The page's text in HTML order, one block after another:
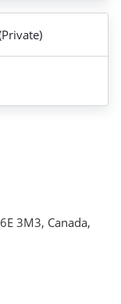
3M3, Canada,